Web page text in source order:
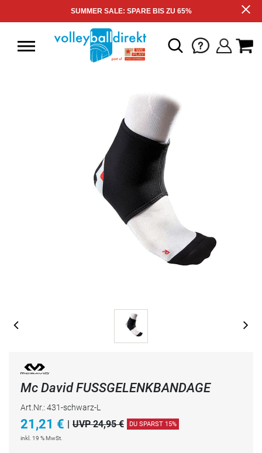
SUMMER SALE: SPARE BIS ZU 65%
Mc David FUSSGELENKBANDAGE
Art.Nr.: 431-schwarz-L
21,21 € | UVP 24,95 € DU SPARST 15%
inkl. 19 % MwSt.